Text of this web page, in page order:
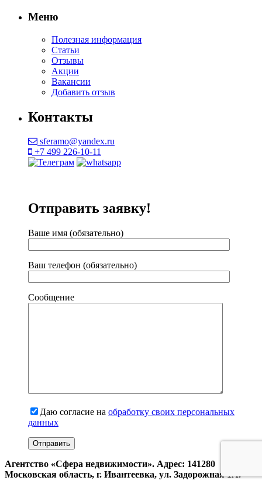
Меню
Полезная информация
Статьи
Отзывы
Акции
Вакансии
Добавить отзыв
Контакты
sferamo@yandex.ru
+7 499 226-10-11
Отправить заявку!
Ваше имя (обязательно)
Ваш телефон (обязательно)
Сообщение
Даю согласие на обработку своих персональных
данных
Агентство «Сфера недвижимости». Адрес: 141280
Московская область, г. Ивантеевка, ул. Задорожная 1А.